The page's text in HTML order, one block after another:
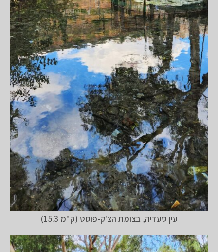
עין סעדיה, בצומת הצ'ק-פוסט (ק"מ 15.3)